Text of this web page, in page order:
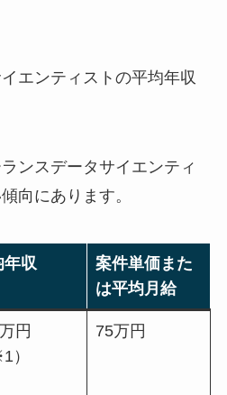
エンティストの平均年収
ンスデータサイエンティ
向にあります。
年収
案件単価また
は平均月給
円
）
75万円